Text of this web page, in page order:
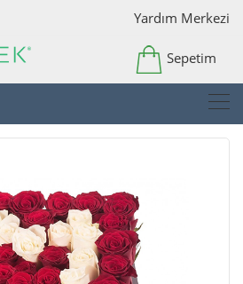
Yardım Merkezi
Sepetim